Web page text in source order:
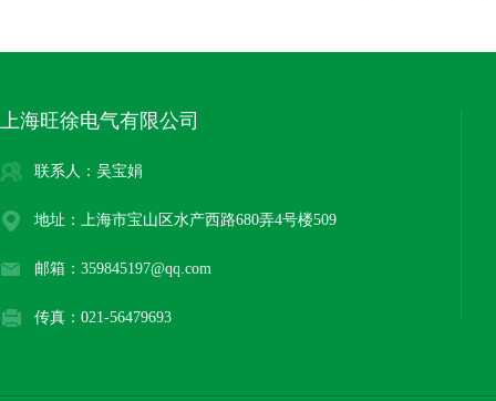
上海旺徐电气有限公司
联系人：吴宝娟
地址：上海市宝山区水产西路680弄4号楼509
邮箱：359845197@qq.com
传真：021-56479693